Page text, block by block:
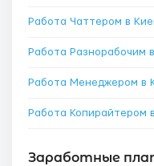
Работа Чаттером в
Работа Разнорабочим
Работа Менеджером в
Работа Копирайтером
Заработные